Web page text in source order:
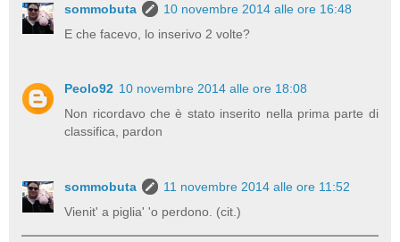
sommobuta
10 novembre 2014 alle ore 16:48
E che facevo, lo inserivo 2 volte?
Peolo92 10 novembre 2014 alle ore 18:08
Non ricordavo che è stato inserito nella prima parte di
classifica, pardon
sommobuta
11 novembre 2014 alle ore 11:52
Vienit' a piglia' 'o perdono. (cit.)